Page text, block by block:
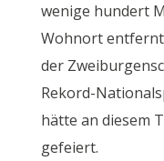
wenige hundert
Wohnort entfernt
der
Rekord-
hätte an diesem
gefeiert.